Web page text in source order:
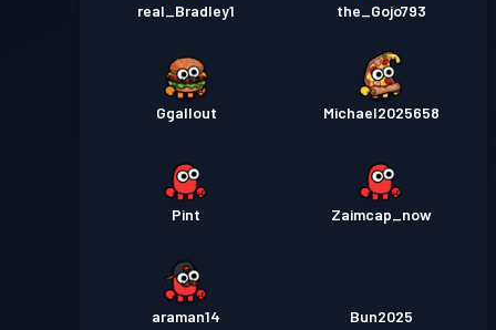
real_Bradley1 the_Gojo793
Ggallout Michael2025658
Pint Zaimcap_now
araman14 Bun2025